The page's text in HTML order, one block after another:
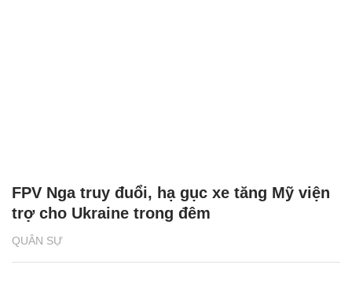
QUÂN SỰ
FPV Nga truy đuổi, hạ gục xe tăng Mỹ viện
trợ cho Ukraine trong đêm